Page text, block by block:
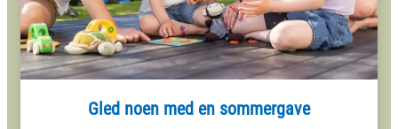
Gled noen med en sommergave